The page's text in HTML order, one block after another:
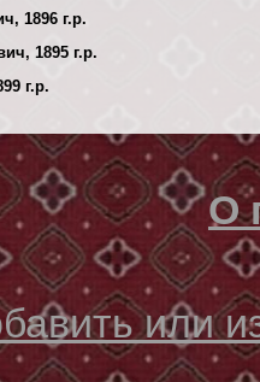
1896 г.р.
1895 г.р.
г.р.
О
или